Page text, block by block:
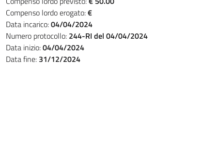
Compenso lordo erogato:€
Data incarico:04/04/2024
Numero protocollo: 244-RI del 04/04/2024
Data inizio:04/04/2024
Data fine: 31/12/2024